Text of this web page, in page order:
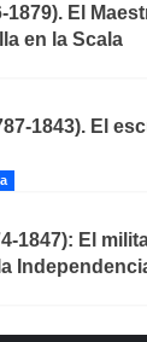
El
en la Scala
1843). El
1847): El